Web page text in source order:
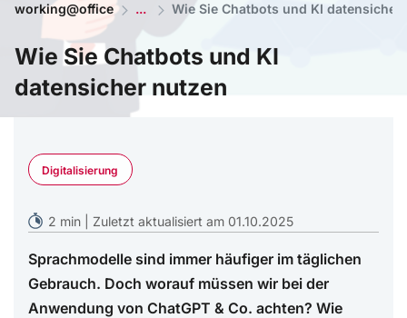
working@office Wie Sie Chatbots und KI datensicher
Wie Sie Chatbots und KI
datensicher nutzen
Digitalisierung
2 min | Zuletzt aktualisiert am 01.10.2025
Sprachmodelle sind immer häufiger im täglichen
Gebrauch. Doch worauf müssen wir bei der
Anwendung von ChatGPT & Co. achten? Wie